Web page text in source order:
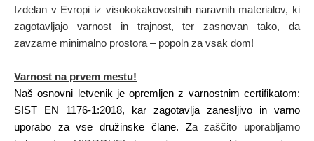
Izdelan v Evropi iz visokokakovostnih naravnih materialov, ki
zagotavljajo varnost in trajnost, ter zasnovan tako, da
zavzame minimalno prostora – popoln za vsak dom!
Varnost na prvem mestu!
Naš osnovni letvenik je opremljen z varnostnim certifikatom:
SIST EN 1176-1:2018, kar zagotavlja zanesljivo in varno
uporabo za vse družinske člane. Za zaščito uporabljamo